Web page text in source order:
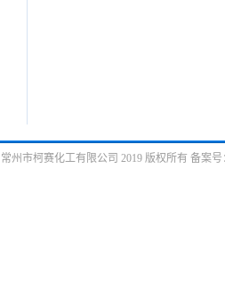
常州市柯赛化工有限公司 2019 版权所有 备案号